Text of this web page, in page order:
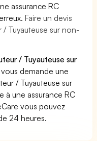
assurance RC
Faire un devis
/ Tuyauteuse sur non-
/ Tuyauteuse sur
demande une
/ Tuyauteuse sur
à une assurance RC
vous pouvez
24 heures.